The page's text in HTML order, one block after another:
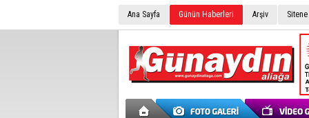
Ana Sayfa Günün Haberleri Arşiv